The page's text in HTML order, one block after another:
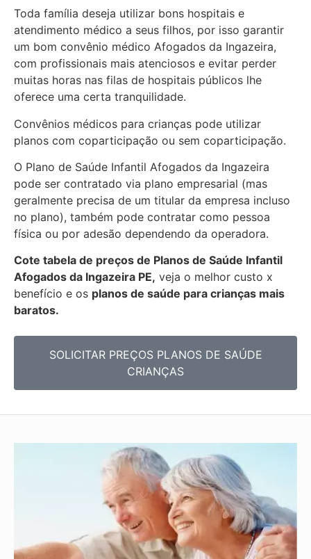
Toda família deseja utilizar bons hospitais e
atendimento médico a seus filhos, por isso garantir
um bom convênio médico Afogados da Ingazeira,
com profissionais mais atenciosos e evitar perder
muitas horas nas filas de hospitais públicos lhe
oferece uma certa tranquilidade.
Convênios médicos para crianças pode utilizar
planos com coparticipação ou sem coparticipação.
O Plano de Saúde Infantil Afogados da Ingazeira
pode ser contratado via plano empresarial (mas
geralmente precisa de um titular da empresa incluso
no plano), também pode contratar como pessoa
física ou por adesão dependendo da operadora.
Cote tabela de preços de Planos de Saúde Infantil
Afogados da Ingazeira PE, veja o melhor custo x
benefício e os planos de saúde para crianças mais
baratos.
SOLICITAR PREÇOS PLANOS DE SAÚDE
CRIANÇAS